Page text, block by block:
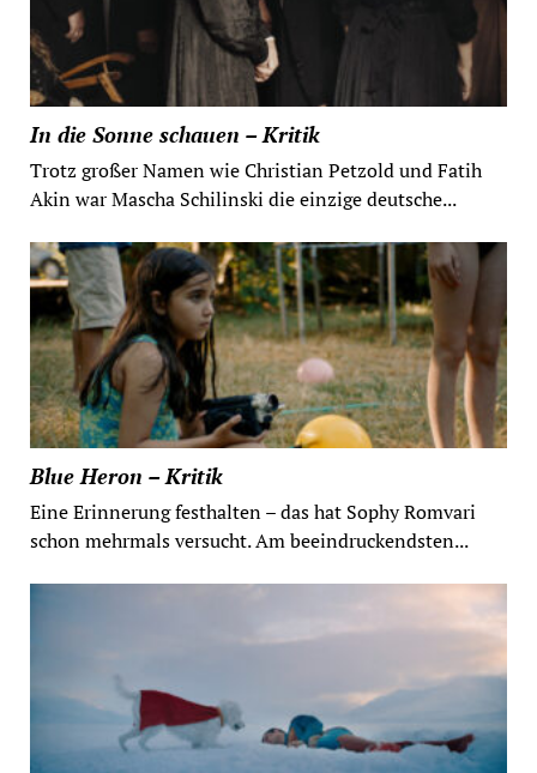
In die Sonne schauen – Kritik
Trotz großer Namen wie Christian Petzold und Fatih
Akin war Mascha Schilinski die einzige deutsche...
Blue Heron – Kritik
Eine Erinnerung festhalten – das hat Sophy Romvari
schon mehrmals versucht. Am beeindruckendsten...